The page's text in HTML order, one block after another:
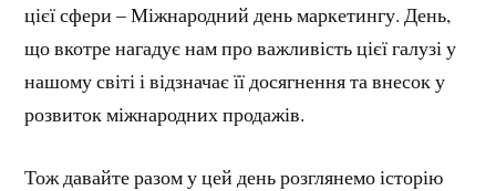
цієї сфери – Міжнародний день маркетингу. День,
що вкотре нагадує нам про важливість цієї галузі у
нашому світі і відзначає її досягнення та внесок у
розвиток міжнародних продажів.
Тож давайте разом у цей день розглянемо історію